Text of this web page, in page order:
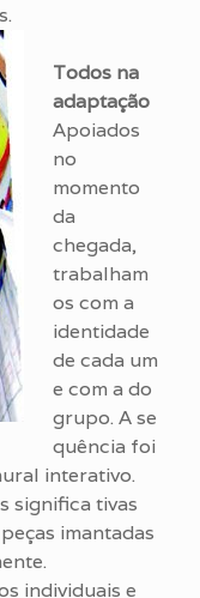
Todos na
adaptação
Apoiados
no
momento
da
chegada,
trabalham
os com a
identidade
de cada um
e com a do
grupo. A se
quência foi
interativo.
significa tivas
imantadas
individuais e